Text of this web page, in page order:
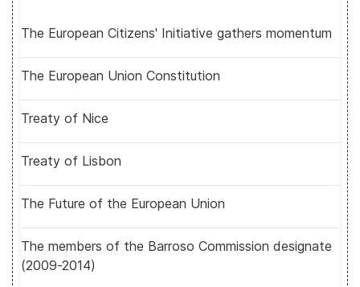
The European Citizens' Initiative gathers momentum
The European Union Constitution
Treaty of Nice
Treaty of Lisbon
The Future of the European Union
The members of the Barroso Commission designate
(2009-2014)